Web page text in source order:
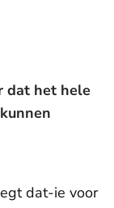
dat het hele
dat-ie voor